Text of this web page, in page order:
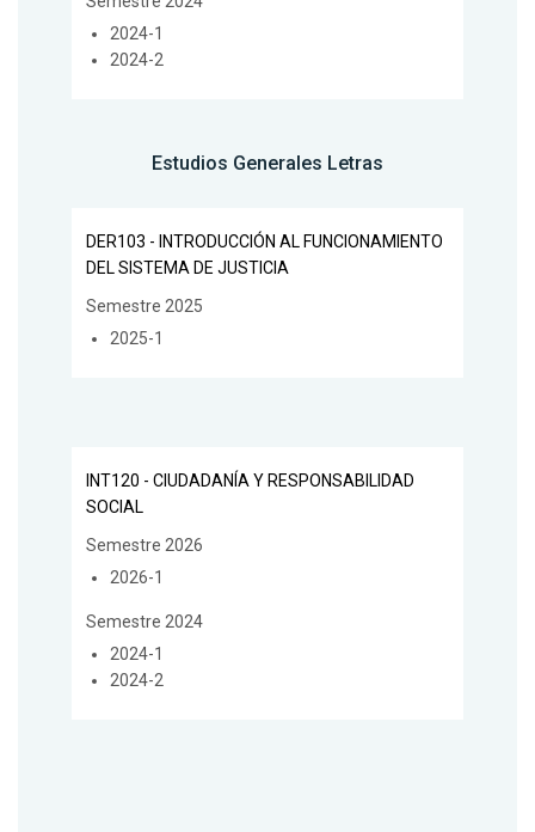
2024-1
2024-2
Estudios Generales Letras
DER103 - INTRODUCCIÓN AL FUNCIONAMIENTO
DEL SISTEMA DE JUSTICIA
Semestre 2025
2025-1
INT120 - CIUDADANÍA Y RESPONSABILIDAD
SOCIAL
Semestre 2026
2026-1
Semestre 2024
2024-1
2024-2